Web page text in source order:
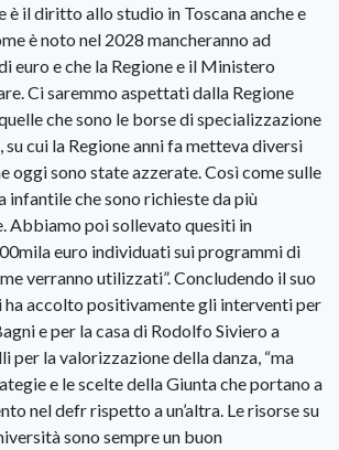
è il diritto allo studio in Toscana anche e
è noto nel 2028 mancheranno ad
euro e che la Regione e il Ministero
Ci saremmo aspettati dalla Regione
che sono le borse di specializzazione
cui la Regione anni fa metteva diversi
oggi sono state azzerate. Così come sulle
infantile che sono richieste da più
Abbiamo poi sollevato quesiti in
euro individuati sui programmi di
verranno utilizzati”. Concludendo il suo
accolto positivamente gli interventi per
e per la casa di Rodolfo Siviero a
per la valorizzazione della danza, “ma
e le scelte della Giunta che portano a
nel defr rispetto a un’altra. Le risorse su
sono sempre un buon